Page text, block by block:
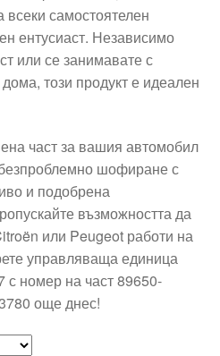
самостоятелен
ентусиаст. Независимо
или се занимавате с
този продукт е идеален
част за вашия автомобил
шофиране с
и подобрена
възможността да
или Peugeot работи на
управляваща единица
с номер на част 89650-
още днес!